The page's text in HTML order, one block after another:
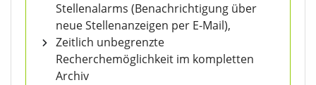
Stellenalarms (Benachrichtigung über
neue Stellenanzeigen per E-Mail),
Zeitlich unbegrenzte
Recherchemöglichkeit im kompletten
Archiv